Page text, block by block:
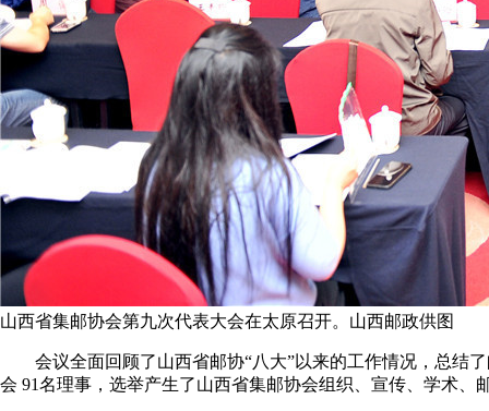
山西省集邮协会第九次代表大会在太原召开。山西邮政供图
会议全面回顾了山西省邮协“八大”以来的工作情况，总结了
会 91名理事，选举产生了山西省集邮协会组织、宣传、学术